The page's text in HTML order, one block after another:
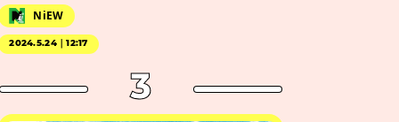
NiEW
2024.5.24｜12:17
3